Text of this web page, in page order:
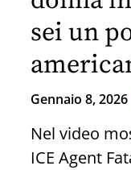
sei un
Gennaio 8, 2026
Nel video
ICE Agent